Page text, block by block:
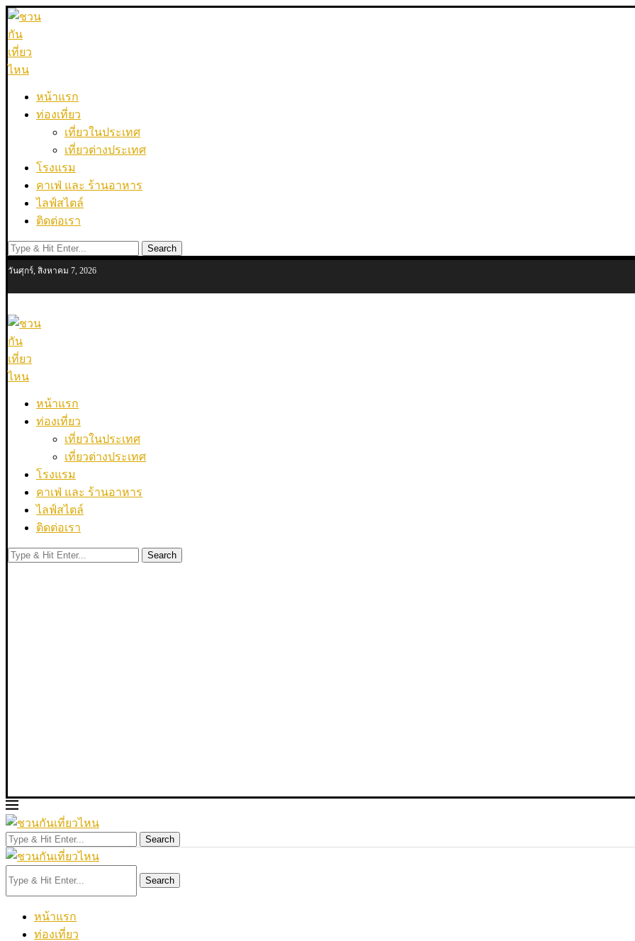
หน้าแรก
ท่องเที่ยว
เที่ยวในประเทศ
เที่ยวต่างประเทศ
โรงแรม
คาเฟ่ และ ร้านอาหาร
ไลฟ์สไตล์
ติดต่อเรา
Search
วันศุกร์, สิงหาคม 7, 2026
หน้าแรก
ท่องเที่ยว
เที่ยวในประเทศ
เที่ยวต่างประเทศ
โรงแรม
คาเฟ่ และ ร้านอาหาร
ไลฟ์สไตล์
ติดต่อเรา
Search
Search
Search
หน้าแรก
ท่องเที่ยว